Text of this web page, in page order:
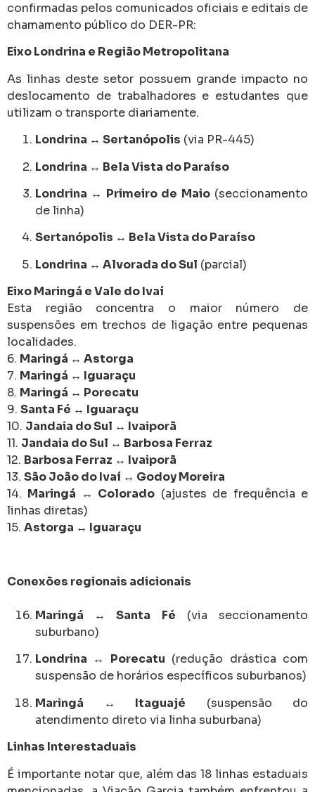
confirmadas pelos comunicados oficiais e editais de
chamamento público do DER-PR:
Eixo Londrina e Região Metropolitana
As linhas deste setor possuem grande impacto no
deslocamento de trabalhadores e estudantes que
utilizam o transporte diariamente.
Londrina ↔ Sertanópolis (via PR-445)
Londrina ↔ Bela Vista do Paraíso
Londrina ↔ Primeiro de Maio(seccionamento
de linha)
Sertanópolis ↔ Bela Vista do Paraíso
Londrina ↔ Alvorada do Sul (parcial)
Eixo Maringá e Vale do Ivaí
Esta região concentra o maior número de
suspensões em trechos de ligação entre pequenas
localidades.
6. Maringá ↔ Astorga
7. Maringá ↔ Iguaraçu
8. Maringá ↔ Porecatu
9. Santa Fé ↔ Iguaraçu
10. Jandaia do Sul ↔ Ivaiporã
11. Jandaia do Sul ↔ Barbosa Ferraz
12. Barbosa Ferraz ↔ Ivaiporã
13. São João do Ivaí ↔ Godoy Moreira
14. Maringá ↔ Colorado (ajustes de frequência e
linhas diretas)
15. Astorga ↔ Iguaraçu
Conexões regionais adicionais
Maringá ↔ Santa Fé (via seccionamento
suburbano)
Londrina ↔ Porecatu (redução drástica com
suspensão de horários específicos suburbanos)
Maringá ↔ Itaguajé (suspensão do
atendimento direto via linha suburbana)
Linhas Interestaduais
É importante notar que, além das 18 linhas estaduais